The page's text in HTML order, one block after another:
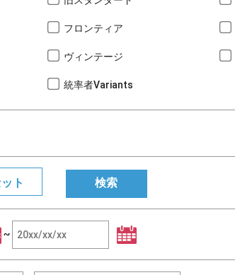
フロンティア
ヴィンテージ
統率者Variants
~